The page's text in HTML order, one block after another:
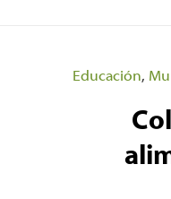
Educación,